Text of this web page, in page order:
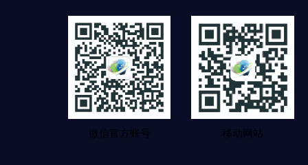
微信官方账号 移动网站